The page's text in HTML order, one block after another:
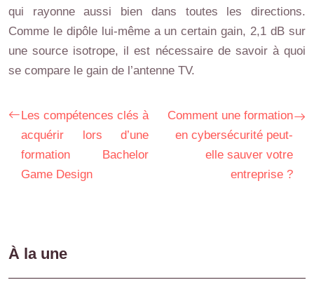
qui rayonne aussi bien dans toutes les directions.
Comme le dipôle lui-même a un certain gain, 2,1 dB sur
une source isotrope, il est nécessaire de savoir à quoi
se compare le gain de l’antenne TV.
Les compétences clés à
acquérir lors d’une
formation Bachelor
Game Design
Comment une formation
en cybersécurité peut-
elle sauver votre
entreprise ?
À la une